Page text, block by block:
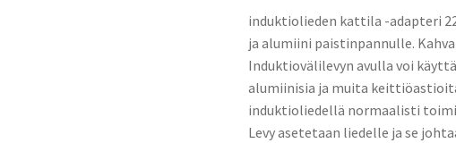
induktiolieden kattila -adapteri
ja alumiini paistinpannulle.
Induktiovälilevyn avulla voi
alumiinisia ja muita
induktioliedellä normaalisti
Levy asetetaan liedelle ja se